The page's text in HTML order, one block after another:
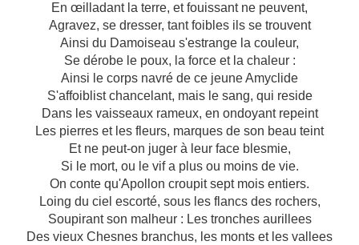
En œilladant la terre, et fouissant ne peuvent,
Agravez, se dresser, tant foibles ils se trouvent
Ainsi du Damoiseau s'estrange la couleur,
Se dérobe le poux, la force et la chaleur :
Ainsi le corps navré de ce jeune Amyclide
S'affoiblist chancelant, mais le sang, qui reside
Dans les vaisseaux rameux, en ondoyant repeint
Les pierres et les fleurs, marques de son beau teint
Et ne peut-on juger à leur face blesmie,
Si le mort, ou le vif a plus ou moins de vie.
On conte qu'Apollon croupit sept mois entiers.
Loing du ciel escorté, sous les flancs des rochers,
Soupirant son malheur : Les tronches aurillees
Des vieux Chesnes branchus, les monts et les vallees